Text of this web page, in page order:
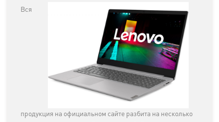
Вся
продукция на официальном сайте разбита на несколько